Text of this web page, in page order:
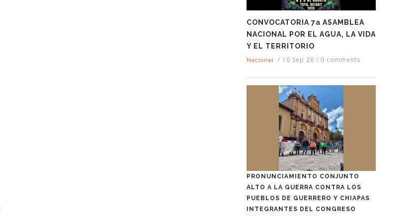
CONVOCATORIA 7a ASAMBLEA
NACIONAL POR EL AGUA, LA VIDA
Y EL TERRITORIO
Nacional / 10 Sep 26 / 0 comments
PRONUNCIAMIENTO CONJUNTO
ALTO A LA GUERRA CONTRA LOS
PUEBLOS DE GUERRERO Y CHIAPAS
INTEGRANTES DEL CONGRESO